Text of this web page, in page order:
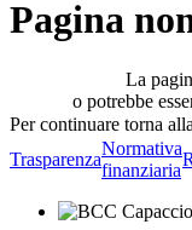
Pagina
La
o potrebbe
Per continuare torna alla
Trasparenza
Normativa
finanziaria